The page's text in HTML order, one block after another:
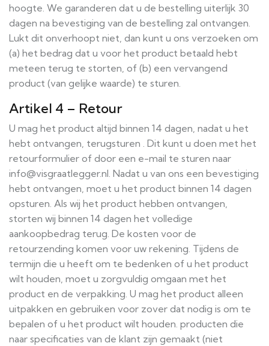
hoogte. We garanderen dat u de bestelling uiterlijk 30
dagen na bevestiging van de bestelling zal ontvangen.
Lukt dit onverhoopt niet, dan kunt u ons verzoeken om
(a) het bedrag dat u voor het product betaald hebt
meteen terug te storten, of (b) een vervangend
product (van gelijke waarde) te sturen.
Artikel 4 – Retour
U mag het product altijd binnen 14 dagen, nadat u het
hebt ontvangen, terugsturen . Dit kunt u doen met het
retourformulier of door een e-mail te sturen naar
info@visgraatlegger.nl. Nadat u van ons een bevestiging
hebt ontvangen, moet u het product binnen 14 dagen
opsturen. Als wij het product hebben ontvangen,
storten wij binnen 14 dagen het volledige
aankoopbedrag terug. De kosten voor de
retourzending komen voor uw rekening. Tijdens de
termijn die u heeft om te bedenken of u het product
wilt houden, moet u zorgvuldig omgaan met het
product en de verpakking. U mag het product alleen
uitpakken en gebruiken voor zover dat nodig is om te
bepalen of u het product wilt houden. producten die
naar specificaties van de klant zijn gemaakt (niet